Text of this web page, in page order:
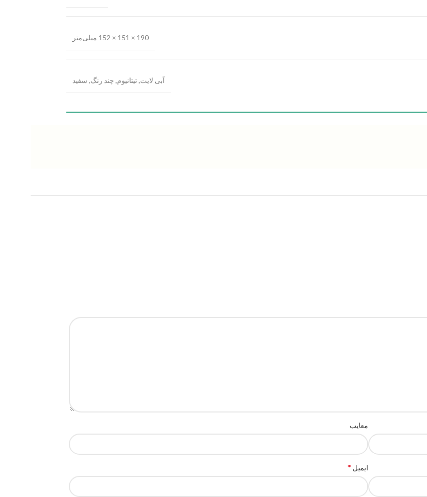
190 × 151 × 152 میلی‌متر
آبی لایت,تیتانیوم, چند رنگ, سفید
معایب
ایمیل *